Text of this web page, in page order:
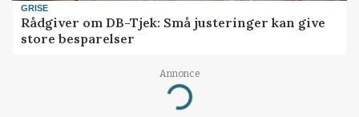
GRISE
Rådgiver om DB-Tjek: Små justeringer kan give
store besparelser
Annonce
Loading...